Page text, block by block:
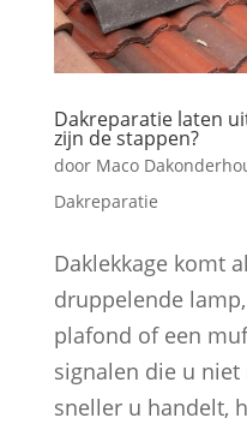
Dakreparatie laten
zijn de stappen?
door Maco
Dakreparatie
Daklekkage komt
druppelende
plafond of een
signalen die u niet
sneller u handelt,